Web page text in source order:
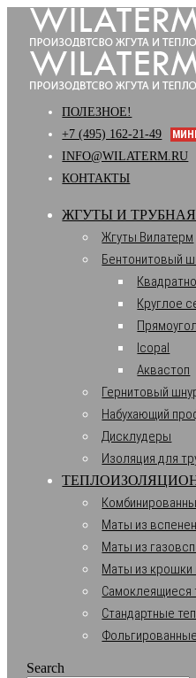
ПОЛЕЗНОЕ!
+7 (495) 162-21-49
INFO@WILATERM.RU
КОНТАКТЫ
ЖГУТЫ И
Жгуты Вилатерм
Бентонитовый
Круглое
Icopal
Аквастоп
Гернитовый
Набухающий
Дисклудеры
Изоляция для
Маты из
Маты из
Маты из крошки
Самоклеящиеся
Стандартные
Search